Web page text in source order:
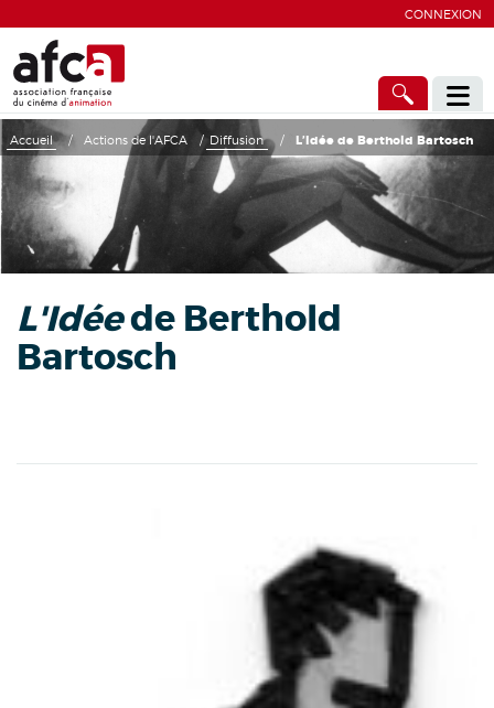
CONNEXION
Accueil / Actions de l'AFCA / Diffusion / L’Idée de Berthold Bartosch
L'Idéede Berthold
Bartosch